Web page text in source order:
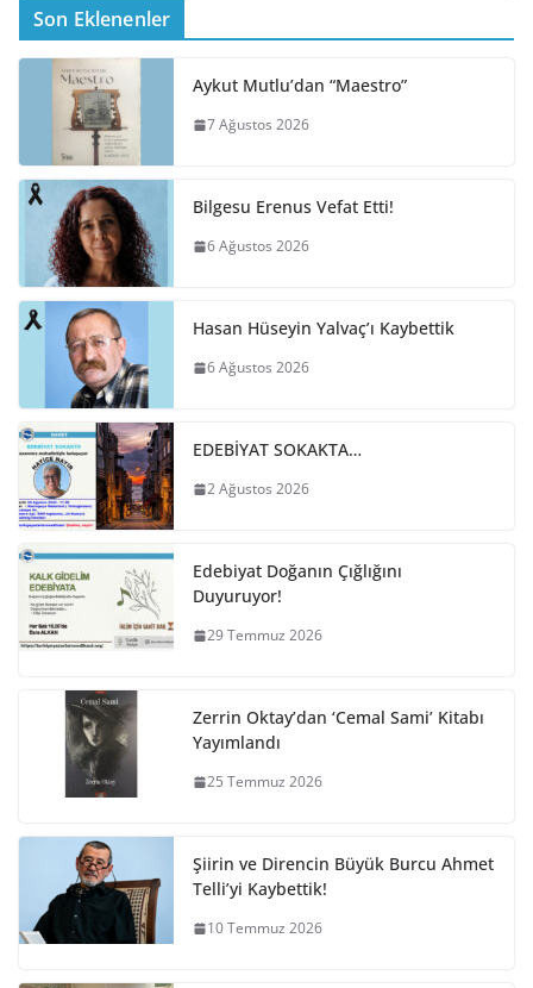
Son Eklenenler
Aykut Mutlu’dan “Maestro”
7 Ağustos 2026
Bilgesu Erenus Vefat Etti!
6 Ağustos 2026
Hasan Hüseyin Yalvaç’ı Kaybettik
6 Ağustos 2026
EDEBİYAT SOKAKTA…
2 Ağustos 2026
Edebiyat Doğanın Çığlığını
Duyuruyor!
29 Temmuz 2026
Zerrin Oktay’dan ‘Cemal Sami’ Kitabı
Yayımlandı
25 Temmuz 2026
Şiirin ve Direncin Büyük Burcu Ahmet
Telli’yi Kaybettik!
10 Temmuz 2026